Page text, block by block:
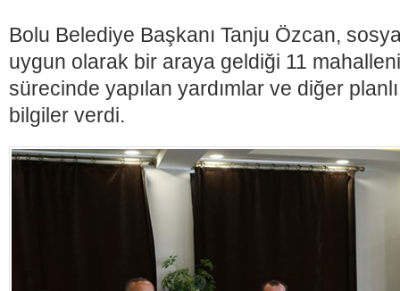
Bolu Belediye Başkanı Tanju Özcan,
uygun olarak bir araya geldiği 11
sürecinde yapılan yardımlar ve diğer
bilgiler verdi.